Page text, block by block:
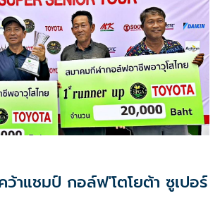
าแชมป์ กอล์ฟ'โตโยต้า ซูเปอร์